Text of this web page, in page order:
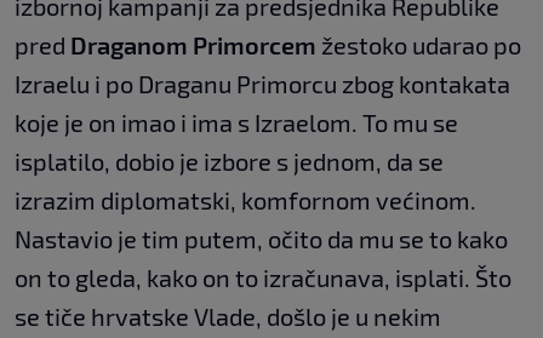
pred Draganom Primorcem žestoko udarao po
Izraelu i po Draganu Primorcu zbog kontakata
koje je on imao i ima s Izraelom. To mu se
isplatilo, dobio je izbore s jednom, da se
izrazim diplomatski, komfornom većinom.
Nastavio je tim putem, očito da mu se to kako
on to gleda, kako on to izračunava, isplati. Što
se tiče hrvatske Vlade, došlo je u nekim